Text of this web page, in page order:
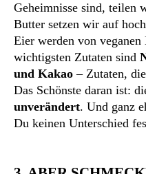
Geheimnisse sind, teilen
Butter setzen wir auf
Eier werden von
wichtigsten Zutaten sind
und Kakao – Zutaten,
Das Schönste daran ist:
unverändert. Und ganz
Du keinen Unterschied